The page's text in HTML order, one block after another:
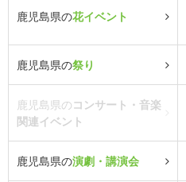
鹿児島県の花イベント
鹿児島県の祭り
鹿児島県のコンサート・音楽
関連イベント
鹿児島県の演劇・講演会